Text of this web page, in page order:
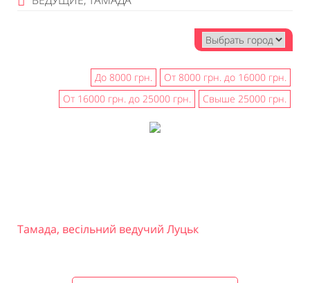
До 8000 грн.
От 8000 грн. до 16000 грн.
От 16000 грн. до 25000 грн.
Свыше 25000 грн.
Тамада, весільний ведучий Луцьк